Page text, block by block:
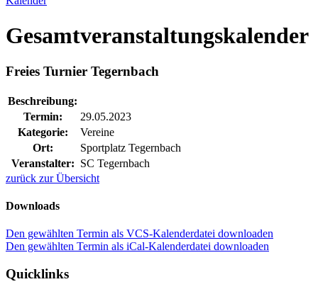
Gesamtveranstaltungskalender
Freies Turnier Tegernbach
Beschreibung:
Termin:
29.05.2023
Kategorie:
Vereine
Ort:
Sportplatz Tegernbach
Veranstalter: SC Tegernbach
zurück zur Übersicht
Downloads
Den gewählten Termin als VCS-Kalenderdatei downloaden
Den gewählten Termin als iCal-Kalenderdatei downloaden
Quicklinks